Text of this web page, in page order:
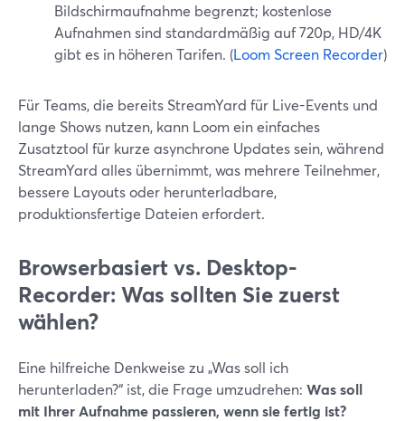
Bildschirmaufnahme begrenzt; kostenlose
Aufnahmen sind standardmäßig auf 720p, HD/4K
gibt es in höheren Tarifen. (Loom Screen Recorder)
Für Teams, die bereits StreamYard für Live-Events und
lange Shows nutzen, kann Loom ein einfaches
Zusatztool für kurze asynchrone Updates sein, während
StreamYard alles übernimmt, was mehrere Teilnehmer,
bessere Layouts oder herunterladbare,
produktionsfertige Dateien erfordert.
Browserbasiert vs. Desktop-
Recorder: Was sollten Sie zuerst
wählen?
Eine hilfreiche Denkweise zu „Was soll ich
herunterladen?“ ist, die Frage umzudrehen: Was soll
mit Ihrer Aufnahme passieren, wenn sie fertig ist?